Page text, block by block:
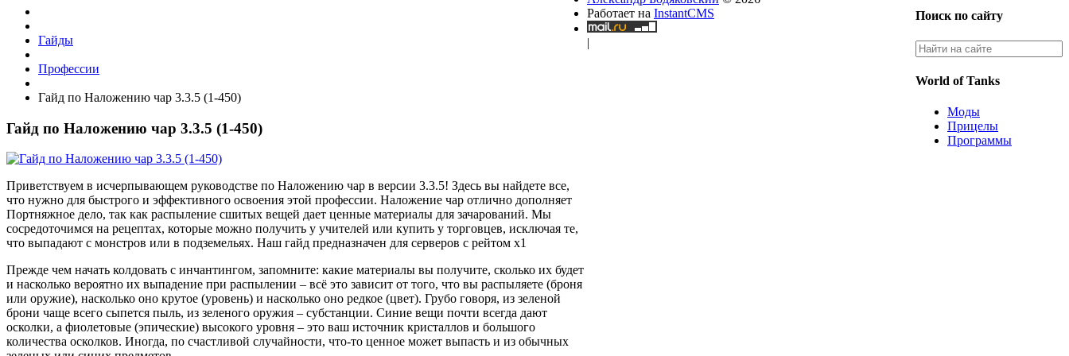
Гайды
Профессии
Гайд по Наложению чар 3.3.5 (1-450)
Гайд по Наложению чар 3.3.5 (1-450)
Приветствуем в исчерпывающем руководстве по Наложению чар в версии 3.3.5! Здесь вы найдете все,
что нужно для быстрого и эффективного освоения этой профессии. Наложение чар отлично дополняет
Портняжное дело, так как распыление сшитых вещей дает ценные материалы для зачарований. Мы
сосредоточимся на рецептах, которые можно получить у учителей или купить у торговцев, исключая те,
что выпадают с монстров или в подземельях. Наш гайд предназначен для серверов с рейтом х1
Прежде чем начать колдовать с инчантингом, запомните: какие материалы вы получите, сколько их будет
и насколько вероятно их выпадение при распылении – всё это зависит от того, что вы распыляете (броня
или оружие), насколько оно крутое (уровень) и насколько оно редкое (цвет). Грубо говоря, из зеленой
брони чаще всего сыпется пыль, из зеленого оружия – субстанции. Синие вещи почти всегда дают
осколки, а фиолетовые (эпические) высокого уровня – это ваш источник кристаллов и большого
количества осколков. Иногда, по счастливой случайности, что-то ценное может выпасть и из обычных
Поиск по сайту
World of Tanks
Моды
Прицелы
Программы
Работает на InstantCMS
|